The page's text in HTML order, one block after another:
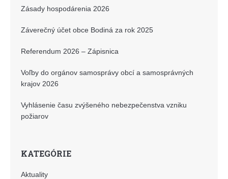
Zásady hospodárenia 2026
Záverečný účet obce Bodiná za rok 2025
Referendum 2026 – Zápisnica
Voľby do orgánov samosprávy obcí a samosprávných
krajov 2026
Vyhlásenie času zvýšeného nebezpečenstva vzniku
požiarov
KATEGÓRIE
Aktuality